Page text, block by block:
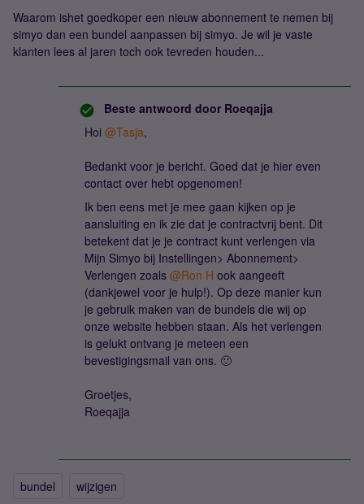
Waarom ishet goedkoper een nieuw abonnement te nemen bij
simyo dan een bundel aanpassen bij simyo. Je wil je vaste
klanten lees al jaren toch ook tevreden houden...
Beste antwoord door Roeqajja
Hoi @Tasja,
Bedankt voor je bericht. Goed dat je hier even
contact over hebt opgenomen!
Ik ben eens met je mee gaan kijken op je
aansluiting en ik zie dat je contractvrij bent. Dit
betekent dat je je contract kunt verlengen via
Mijn Simyo bij Instellingen> Abonnement>
Verlengen zoals @Ron H ook aangeeft
(dankjewel voor je hulp!). Op deze manier kun
je gebruik maken van de bundels die wij op
onze website hebben staan. Als het verlengen
is gelukt ontvang je meteen een
bevestigingsmail van ons. 🙂
Groetjes,
Roeqajja
bundel wijzigen